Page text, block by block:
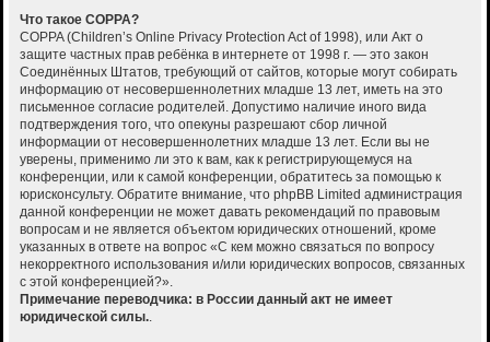
Что такое COPPA?
COPPA (Children’s Online Privacy Protection Act of 1998), или Акт о
защите частных прав ребёнка в интернете от 1998 г. — это закон
Соединённых Штатов, требующий от сайтов, которые могут собирать
информацию от несовершеннолетних младше 13 лет, иметь на это
письменное согласие родителей. Допустимо наличие иного вида
подтверждения того, что опекуны разрешают сбор личной
информации от несовершеннолетних младше 13 лет. Если вы не
уверены, применимо ли это к вам, как к регистрирующемуся на
конференции, или к самой конференции, обратитесь за помощью к
юрисконсульту. Обратите внимание, что phpBB Limited администрация
данной конференции не может давать рекомендаций по правовым
вопросам и не является объектом юридических отношений, кроме
указанных в ответе на вопрос «С кем можно связаться по вопросу
некорректного использования и/или юридических вопросов, связанных
с этой конференцией?».
Примечание переводчика: в России данный акт не имеет
юридической силы..